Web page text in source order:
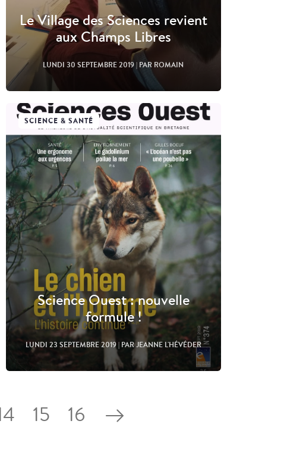
Le Village des Sciences revient
aux Champs Libres
LUNDI 30 SEPTEMBRE 2019| PAR ROMAIN
Lire l'article
Science Ouest : nouvelle
formule !
LUNDI 23 SEPTEMBRE 2019| PAR JEANNE L'HÉVÉDER
SCIENCE & SANTÉ
15 16